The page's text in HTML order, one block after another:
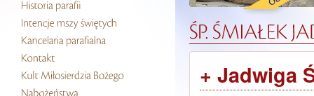
+ Jadwiga